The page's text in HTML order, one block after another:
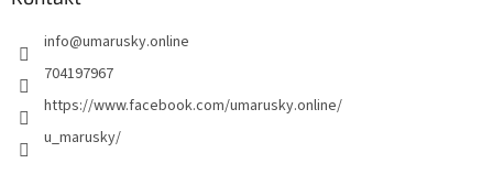
info@umarusky.online
704197967
https://www.facebook.com/umarusky.online/
u_marusky/